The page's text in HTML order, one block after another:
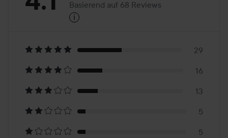
Basierend
auf
68
Reviews
Basierend auf 68 Reviews
i
29
16
13
5
5